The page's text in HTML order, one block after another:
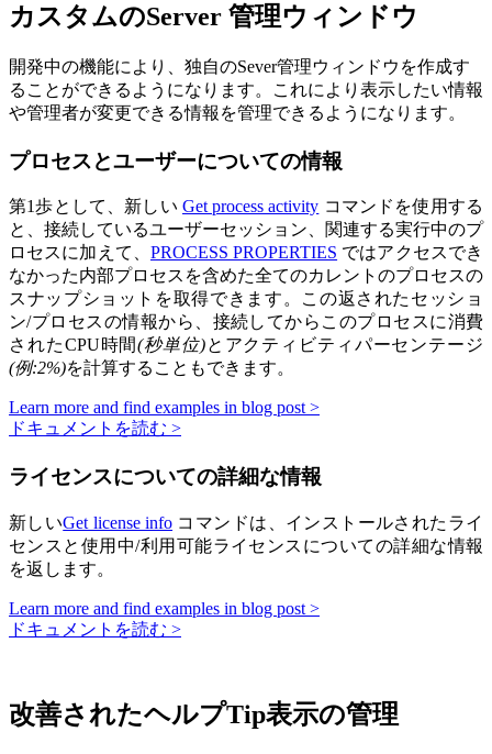
カスタムのServer 管理ウィンドウ
開発中の機能により、独自のSever管理ウィンドウを作成す
ることができるようになります。これにより表示したい情報
や管理者が変更できる情報を管理できるようになります。
プロセスとユーザーについての情報
第1歩として、新しい Get process activity コマンドを使用する
と、接続しているユーザーセッション、関連する実行中のプ
ロセスに加えて、 PROCESS PROPERTIES ではアクセスでき
なかった内部プロセスを含めた全てのカレントのプロセスの
スナップショットを取得できます。この返されたセッショ
ン/プロセスの情報から、接続してからこのプロセスに消費
されたCPU時間(秒単位)とアクティビティパーセンテージ
(例:2%)を計算することもできます。
Learn more and find examples in blog post >
ドキュメントを読む >
ライセンスについての詳細な情報
新しいGet license info コマンドは、インストールされたライ
センスと使用中/利用可能ライセンスについての詳細な情報
を返します。
Learn more and find examples in blog post >
ドキュメントを読む >
改善されたヘルプTip表示の管理